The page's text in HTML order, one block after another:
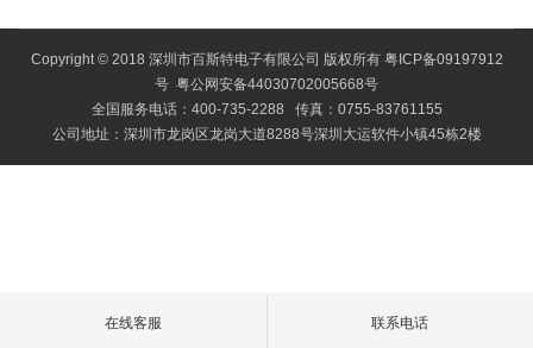
Copyright © 2018 深圳市百斯特电子有限公司 版权所有 粤ICP备09197912
号 粤公网安备44030702005668号
全国服务电话：400-735-2288 传真：0755-83761155
公司地址：深圳市龙岗区龙岗大道8288号深圳大运软件小镇45栋2楼
在线客服 联系电话